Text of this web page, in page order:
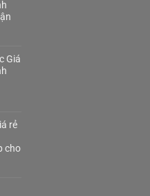
Giá
rẻ
cho